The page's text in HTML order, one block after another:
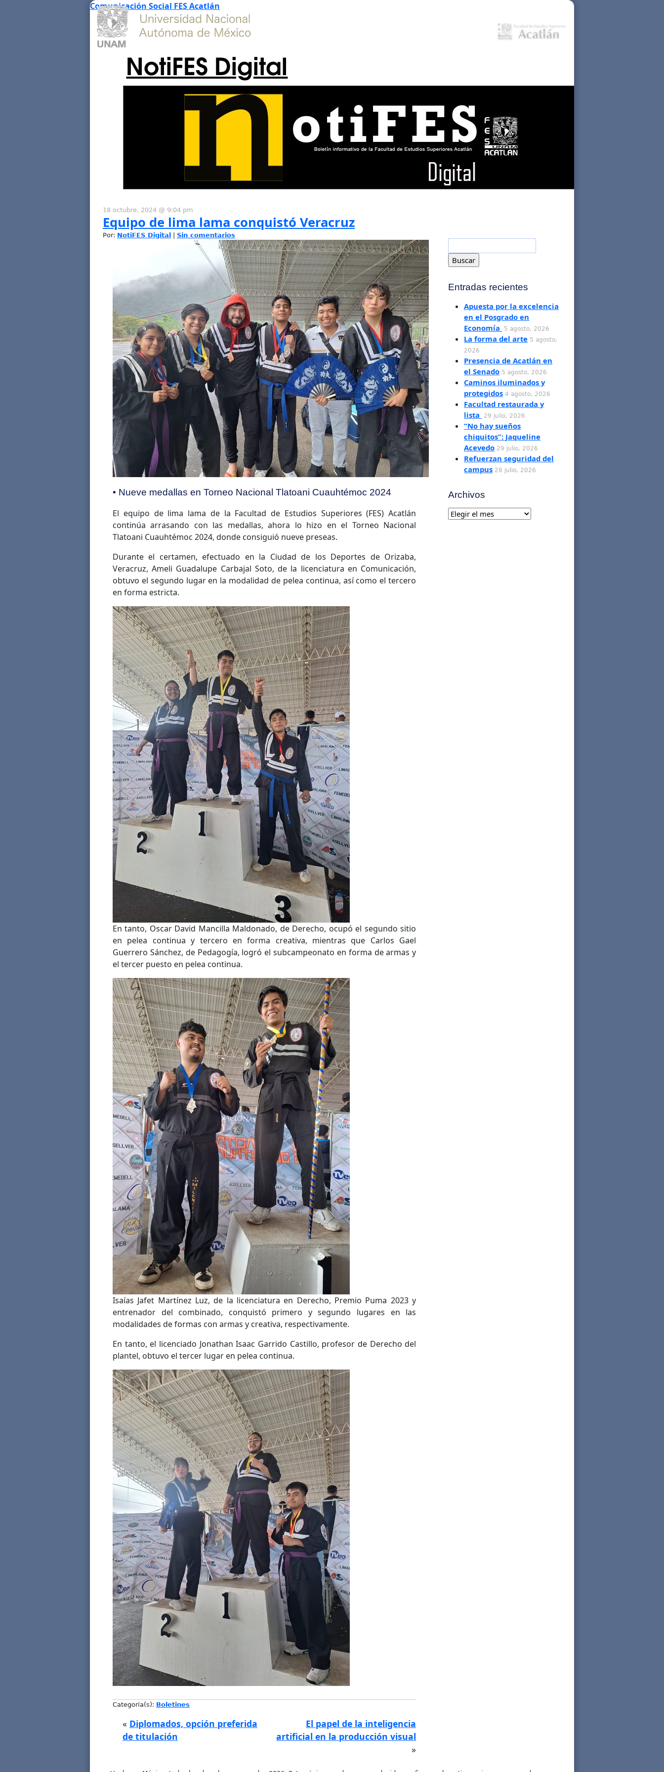
Comunicación Social FES Acatlán
NotiFES Digital
18 octubre, 2024 @ 9:04 pm
Equipo de lima lama conquistó Veracruz
Por: NotiFES Digital Sin comentarios
• Nueve medallas en Torneo Nacional Tlatoani Cuauhtémoc 2024
El equipo de lima lama de la Facultad de Estudios Superiores (FES) Acatlán
continúa arrasando con las medallas, ahora lo hizo en el Torneo Nacional
Tlatoani Cuauhtémoc 2024, donde consiguió nueve preseas.
Durante el certamen, efectuado en la Ciudad de los Deportes de Orizaba,
Veracruz, Ameli Guadalupe Carbajal Soto, de la licenciatura en Comunicación,
obtuvo el segundo lugar en la modalidad de pelea continua, así como el tercero
en forma estricta.
En tanto, Oscar David Mancilla Maldonado, de Derecho, ocupó el segundo sitio
en pelea continua y tercero en forma creativa, mientras que Carlos Gael
Guerrero Sánchez, de Pedagogía, logró el subcampeonato en forma de armas y
el tercer puesto en pelea continua.
Isaías Jafet Martínez Luz, de la licenciatura en Derecho, Premio Puma 2023 y
entrenador del combinado, conquistó primero y segundo lugares en las
modalidades de formas con armas y creativa, respectivamente.
En tanto, el licenciado Jonathan Isaac Garrido Castillo, profesor de Derecho del
plantel, obtuvo el tercer lugar en pelea continua.
Categoría(s): Boletines
« Diplomados, opción preferida
de titulación
El papel de la inteligencia
artificial en la producción visual
»
Entradas recientes
Apuesta por la excelencia
en el Posgrado en
Economía
5 agosto, 2026
La forma del arte 5 agosto,
2026
Presencia de Acatlán en
el Senado 5 agosto, 2026
Caminos iluminados y
protegidos 4 agosto, 2026
Facultad restaurada y
lista
29 julio, 2026
“No hay sueños
chiquitos”: Jaqueline
Acevedo 29 julio, 2026
Refuerzan seguridad del
campus 28 julio, 2026
Archivos
Archivos